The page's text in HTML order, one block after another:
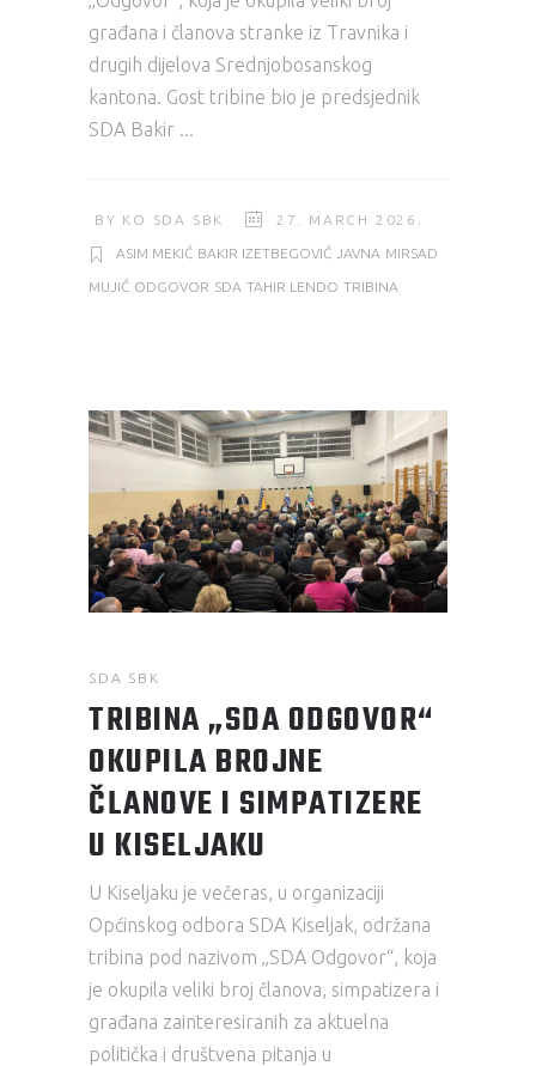
građana i članova stranke iz Travnika i
drugih dijelova Srednjobosanskog
kantona. Gost tribine bio je predsjednik
SDA Bakir
BY KO SDA SBK 27. MARCH 2026.
ASIM MEKIĆ BAKIR IZETBEGOVIĆ JAVNA MIRSAD
MUJIĆ ODGOVOR SDA TAHIR LENDO TRIBINA
SDA SBK
TRIBINA „SDA ODGOVOR“
OKUPILA BROJNE
ČLANOVE I SIMPATIZERE
U KISELJAKU
U Kiseljaku je večeras, u organizaciji
Općinskog odbora SDA Kiseljak, održana
tribina pod nazivom „SDA Odgovor“, koja
je okupila veliki broj članova, simpatizera i
građana zainteresiranih za aktuelna
politička i društvena pitanja u